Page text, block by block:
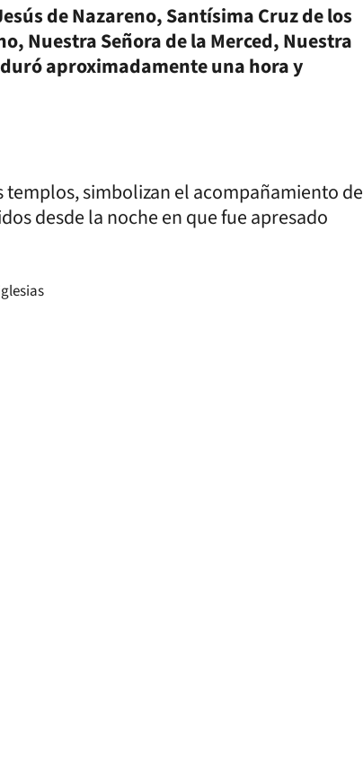
de Nazareno, Santísima Cruz de los
Nuestra Señora de la Merced, Nuestra
aproximadamente una hora y
templos, simbolizan el acompañamiento de
desde la noche en que fue apresado